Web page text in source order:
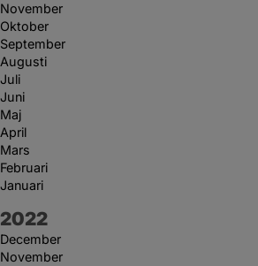
November
Oktober
September
Augusti
Juli
Juni
Maj
April
Mars
Februari
Januari
År:
2022
December
November